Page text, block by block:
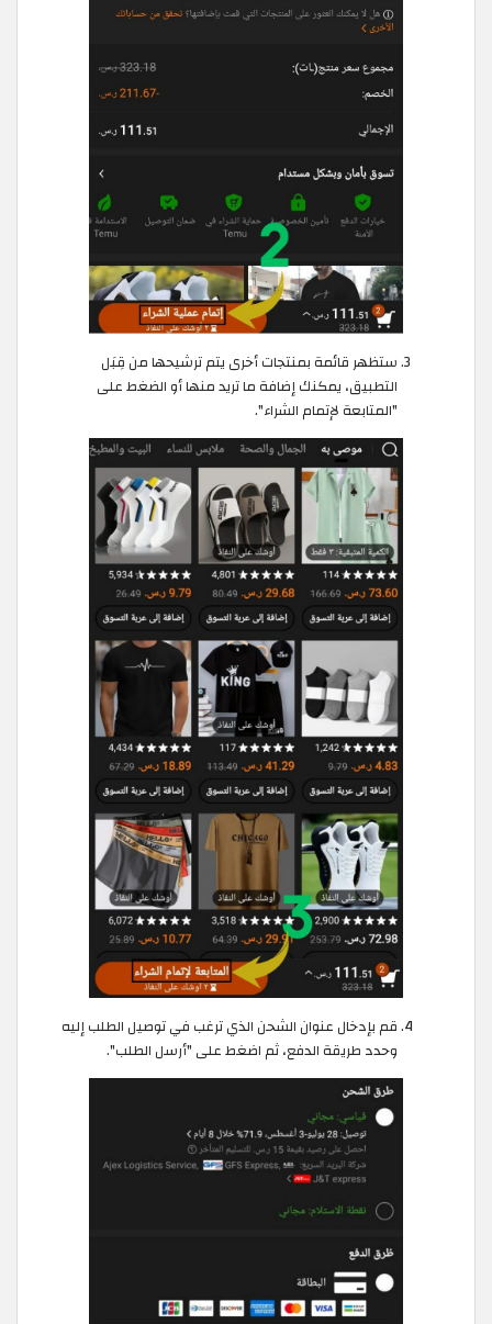
ستظهر قائمة بمنتجات أخرى يتم ترشيحها من قِبَل
التطبيق، يمكنك إضافة ما تريد منها أو الضغط على
"المتابعة لإتمام الشراء".
قم بإدخال عنوان الشحن الذي ترغب في توصيل الطلب إليه
وحدد طريقة الدفع، ثم اضغط على "أرسل الطلب".